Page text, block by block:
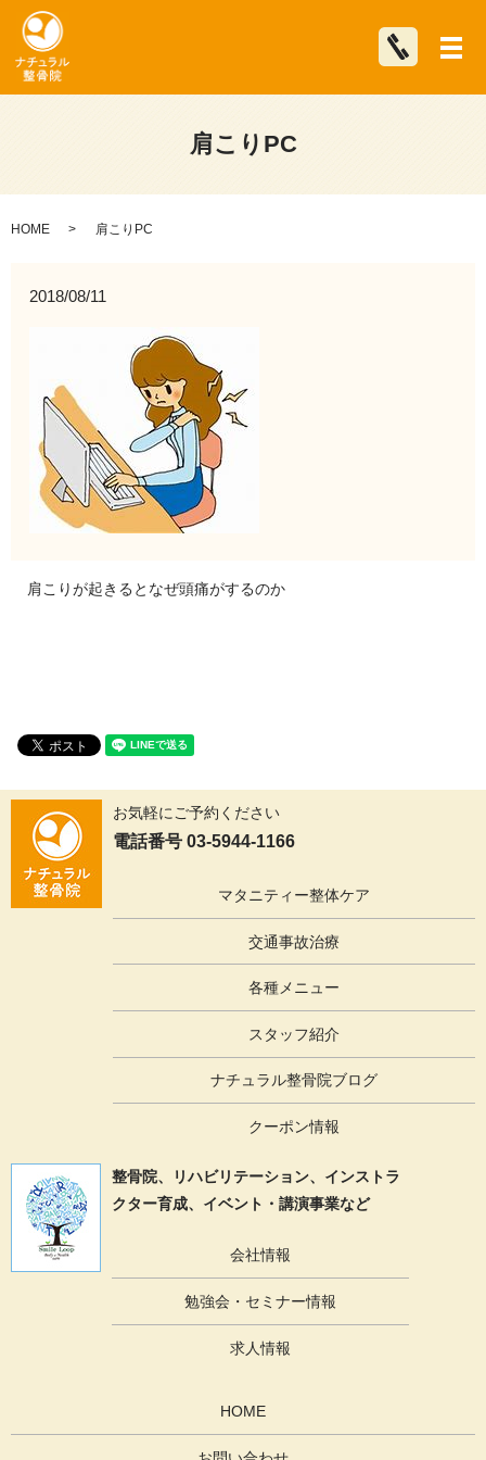
メ
肩こりPC
HOME 肩こりPC
2018/08/11
肩こりが起きるとなぜ頭痛がするのか
お気軽にご予約ください
電話番号 03-5944-1166
マタニティー整体ケア
交通事故治療
各種メニュー
スタッフ紹介
ナチュラル整骨院ブログ
クーポン情報
整骨院、リハビリテーション、 インストラ
クター育成、イベント・講演事業など
会社情報
勉強会・セミナー情報
求人情報
HOME